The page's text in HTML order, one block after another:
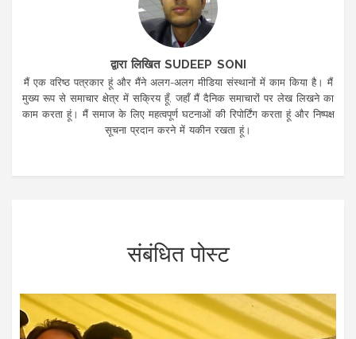
द्वारा लिखित SUDEEP SONI
मैं एक वरिष्ठ पत्रकार हूं और मैंने अलग-अलग मीडिया संस्थानों में काम किया है। मैं
मुख्य रूप से समाचार क्षेत्र में सक्रिय हूँ, जहाँ मैं दैनिक समाचारों पर लेख लिखने का
काम करता हूं। मैं समाज के लिए महत्वपूर्ण घटनाओं की रिपोर्टिंग करता हूं और निष्पक्ष
सूचना प्रदान करने में यकीन रखता हूं।
संबंधित पोस्ट